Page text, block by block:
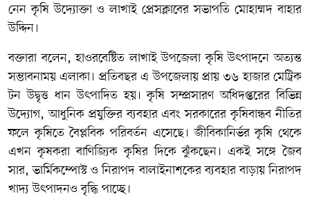
নেন কৃষি উদ্যোক্তা ও লাখাই প্রেসক্লাবের সভাপতি মোহাম্মদ বাহার
উদ্দিন।
বক্তারা বলেন, হাওরবেষ্টিত লাখাই উপজেলা কৃষি উৎপাদনে অত্যন্ত
সম্ভাবনাময় এলাকা। প্রতিবছর এ উপজেলায় প্রায় ৩৬ হাজার মেট্রিক
টন উদ্বৃত্ত ধান উৎপাদিত হয়। কৃষি সম্প্রসারণ অধিদপ্তরের বিভিন্ন
উদ্যোগ, আধুনিক প্রযুক্তির ব্যবহার এবং সরকারের কৃষিবান্ধব নীতির
ফলে কৃষিতে বৈপ্লবিক পরিবর্তন এসেছে। জীবিকানির্ভর কৃষি থেকে
এখন কৃষকরা বাণিজ্যিক কৃষির দিকে ঝুঁকছেন। একই সঙ্গে জৈব
সার, ভার্মিকম্পোস্ট ও নিরাপদ বালাইনাশকের ব্যবহার বাড়ায় নিরাপদ
খাদ্য উৎপাদনও বৃদ্ধি পাচ্ছে।